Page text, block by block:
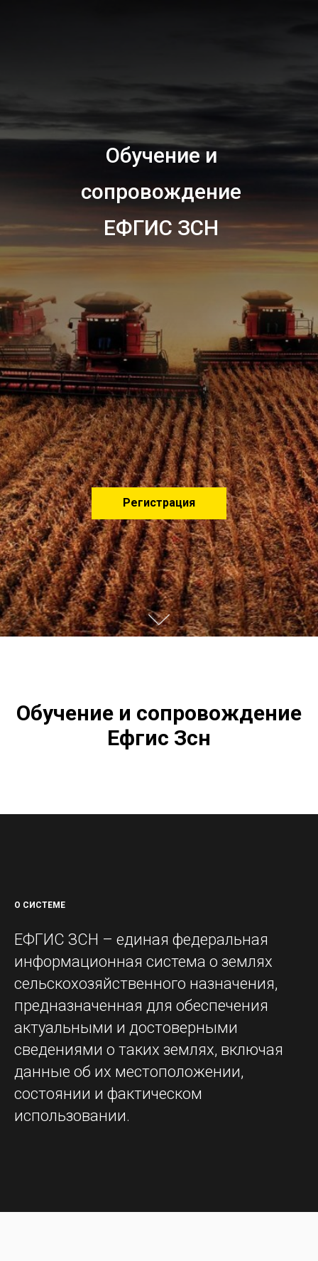
Обучение и
сопровождение
ЕФГИС ЗСН
Регистрация
Обучение и сопровождение
Ефгис Зсн
О СИСТЕМЕ
ЕФГИС ЗСН – единая федеральная
информационная система о землях
сельскохозяйственного назначения,
предназначенная для обеспечения
актуальными и достоверными
сведениями о таких землях, включая
данные об их местоположении,
состоянии и фактическом
использовании.